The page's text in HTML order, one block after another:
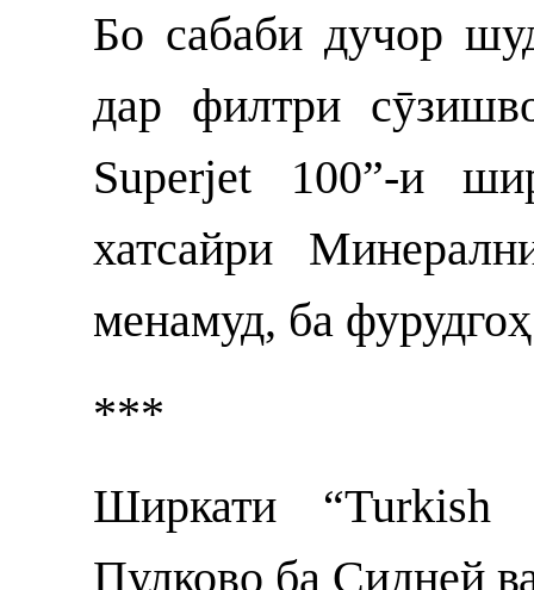
Бо сабаби дучор
дар филтри
Superjet 100”-и
хатсайри
менамуд, ба
***
Ширкати “Turkish
Пулково ба Сидней